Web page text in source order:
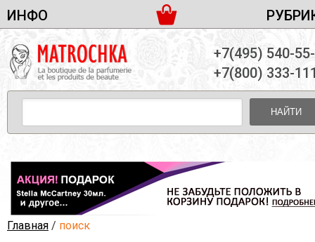
ИНФО
ДОСТАВКА И ОПЛАТА
ПАРТНЕРСТВО
КОНТАКТЫ
ЖЕНСКАЯ ПАРФЮМЕРИЯ
МУЖСКАЯ ПАРФЮМЕРИЯ
УНИСЕКС ПАРФЮМЕРИЯ
ЖЕНСКИЕ НАБОРЫ
МУЖСКИЕ НАБОРЫ
УНИСЕКС НАБОРЫ
УХОД ЗА ЛИЦОМ
+7(495) 540-
+7(800) 333-
НАЙТИ
Главная / поиск